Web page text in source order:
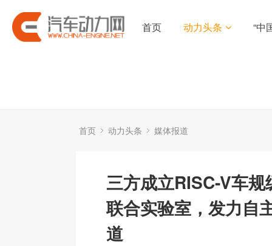
首页 动力头条 “中
首页 动力头条 媒体报道
三方成立RISC-V车
联合实验室，发力自
道